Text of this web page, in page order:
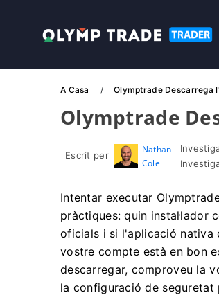
A Casa Olymptrade Descarrega
Olymptrade
Escrit per
Nathan
Cole
Intentar executar
pràctiques: quin
oficials i si l'aplicació nativa
vostre compte està en bon
descarregar, comproveu la
la configuració de seguretat